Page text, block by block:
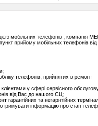
мобільних телефонів , компанія
прийому мобільних телефонів від
телефонів, прийнятих в ремонт
у сфері сервісного
від Вас до нашого СЦ;
гарантійних та негарнтійних
інформацію про стан